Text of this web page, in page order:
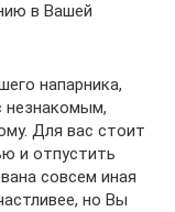
в Вашей
напарника,
незнакомым,
Для вас стоит
и отпустить
совсем иная
но Вы